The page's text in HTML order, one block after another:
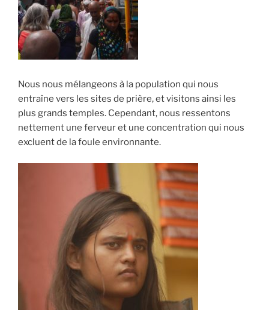
Nous nous mélangeons à la population qui nous
entraîne vers les sites de prière, et visitons ainsi les
plus grands temples. Cependant, nous ressentons
nettement une ferveur et une concentration qui nous
excluent de la foule environnante.